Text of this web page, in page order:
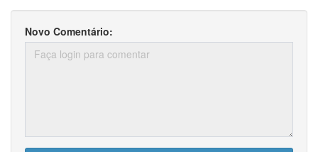
Novo Comentário: